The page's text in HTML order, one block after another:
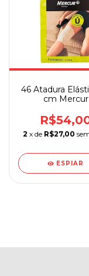
46 Atadura
cm Mercur
2 x de R$27,00
ESPIAR